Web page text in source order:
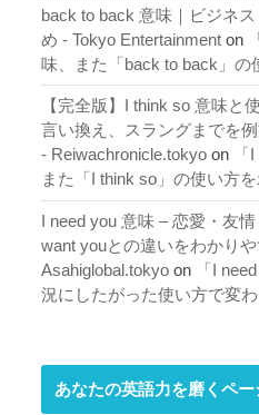
back to back 意味｜ビジネ
め - Tokyo Entertainment on
味、また「back to back」の
【完全版】I think so 意味と
言い換え、スラングまでを
- Reiwachronicle.tokyo on
また「I think so」の使い方
I need you 意味 – 恋愛・友
want youとの違いをわかり
Asahiglobal.tokyo on
「I
況にしたがった使い方で変
あなたの英語力を磨くペー